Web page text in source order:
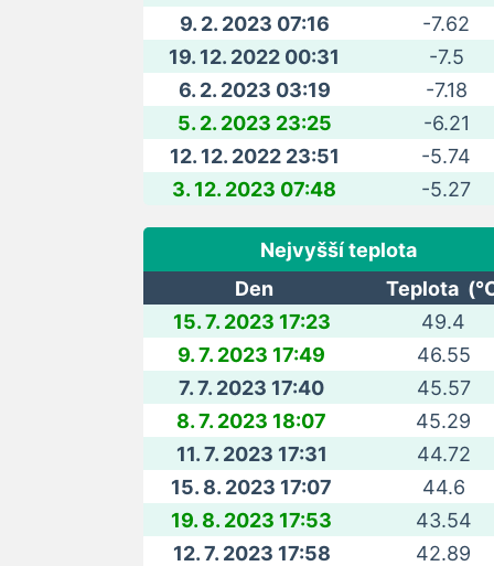
9. 2. 2023 07:16
-7.62
19. 12. 2022 00:31
-7.5
6. 2. 2023 03:19
-7.18
5. 2. 2023 23:25
-6.21
12. 12. 2022 23:51
-5.74
3. 12. 2023 07:48
-5.27
Nejvyšší teplota
Den
Teplota
15. 7. 2023 17:23
49.4
9. 7. 2023 17:49
46.55
7. 7. 2023 17:40
45.57
8. 7. 2023 18:07
45.29
11. 7. 2023 17:31
44.72
15. 8. 2023 17:07
44.6
19. 8. 2023 17:53
43.54
12. 7. 2023 17:58
42.89